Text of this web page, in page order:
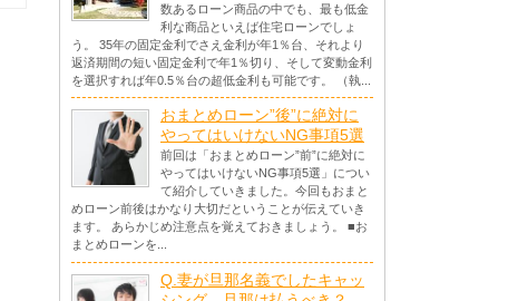
数あるローン商品の中でも、最も低金
利な商品といえば住宅ローンでしょ
う。 35年の固定金利でさえ金利が年1％台、それより
返済期間の短い固定金利で年1％切り、そして変動金利
を選択すれば年0.5％台の超低金利も可能です。 （執...
おまとめローン”後”に絶対に
やってはいけないNG事項5選
前回は「おまとめローン”前”に絶対に
やってはいけないNG事項5選」につい
て紹介していきました。今回もおまと
めローン前後はかなり大切だということが伝えていき
ます。 あらかじめ注意点を覚えておきましょう。 ■お
まとめローンを...
Q.妻が旦那名義でしたキャッ